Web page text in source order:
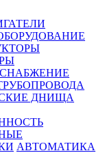
ДНИЩА
АВТОМАТИКА